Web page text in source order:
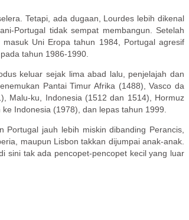
Tetapi, ada dugaan, Lourdes lebih dikenal
Portugal tidak sempat membangun. Setelah
Uni Eropa tahun 1984, Portugal agresif
tahun 1986-1990.
keluar sejak lima abad lalu, penjelajah dan
Pantai Timur Afrika (1488), Vasco da
Malu-ku, Indonesia (1512 dan 1514), Hormuz
Indonesia (1978), dan lepas tahun 1999.
jauh lebih miskin dibanding Perancis,
maupun Lisbon takkan dijumpai anak-anak.
sini tak ada pencopet-pencopet kecil yang luar